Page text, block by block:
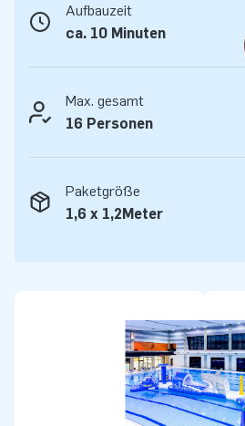
entschieden
JB lässt Menschen weltweit seit
wortwörtlich ein Loch in die Luft
Designern, Entwicklern und
aufblasbare Attraktionen auf
können sich auf unseren
Lieferung verlassen. Sie nennen uns
greatness".
Aufbauzeit
ca. 10 Minuten
Max. gesamt
16 Personen
Paketgröße
1,6 x 1,2Meter